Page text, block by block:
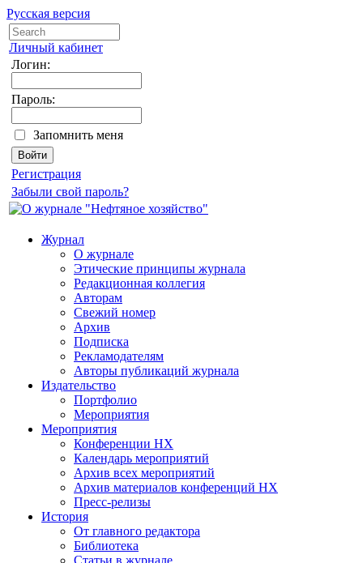
Русская версия
Личный кабинет
Логин:
Пароль:
Запомнить меня
Регистрация
Забыли свой пароль?
Журнал
О журнале
Этические принципы журнала
Редакционная коллегия
Авторам
Свежий номер
Архив
Подписка
Рекламодателям
Авторы публикаций журнала
Издательство
Портфолио
Мероприятия
Мероприятия
Конференции НХ
Календарь мероприятий
Архив всех мероприятий
Архив материалов конференций НХ
Пресс-релизы
История
От главного редактора
Библиотека
Статьи в журнале